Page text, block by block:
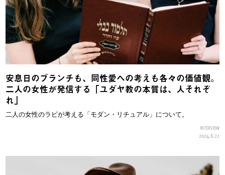
安息日のブランチも、同性愛への考えも各々の価値観。
二人の女性が発信する「ユダヤ教の本質は、人それぞ
れ」
二人の女性のラビが考える「モダン・リチュアル」について。
INTERVIEW
2024.8.22